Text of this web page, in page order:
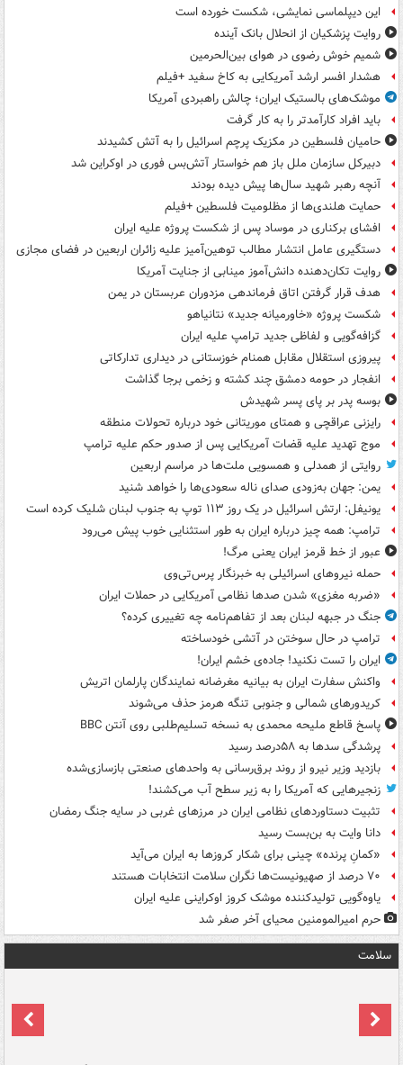
این دیپلماسی نمایشی، شکست خورده است
روایت پزشکیان از انحلال بانک آینده
شمیم خوش رضوی در هوای بین‌الحرمین
هشدار افسر ارشد آمریکایی به کاخ سفید +فیلم
موشک‌های بالستیک ایران؛ چالش راهبردی آمریکا
باید افراد کارآمدتر را به کار گرفت
حامیان فلسطین در مکزیک پرچم اسرائیل را به آتش کشیدند
دبیرکل سازمان ملل باز هم خواستار آتش‌بس فوری در اوکراین شد
آنچه رهبر شهید سال‌ها پیش دیده بودند
حمایت هلندی‌ها از مظلومیت فلسطین +فیلم
افشای برکناری در موساد پس از شکست پروژه علیه ایران
دستگیری عامل انتشار مطالب توهین‌آمیز علیه زائران اربعین در فضای مجازی
روایت تکان‌دهنده دانش‌آموز مینابی از جنایت آمریکا
هدف قرار گرفتن اتاق‌ فرماندهی مزدوران عربستان در یمن
شکست پروژه «خاورمیانه جدید» نتانیاهو
گزافه‌گویی و لفاظی جدید ترامپ علیه ایران
پیروزی استقلال مقابل همنام خوزستانی در دیداری تدارکاتی
انفجار در حومه دمشق چند کشته و زخمی برجا گذاشت
بوسه‌ پدر بر پای پسر شهیدش
رایزنی عراقچی و همتای موریتانی خود درباره تحولات منطقه
موج تهدید علیه قضات آمریکایی پس از صدور حکم علیه ترامپ
روایتی از همدلی و همسویی ملت‌ها در مراسم اربعین
یمن: جهان به‌زودی صدای ناله سعودی‌ها را خواهد شنید
یونیفل: ارتش اسرائیل در یک روز ۱۱۳ توپ به جنوب لبنان شلیک کرده است
ترامپ: همه چیز درباره ایران به طور استثنایی خوب پیش می‌رود
عبور از خط قرمز ایران یعنی مرگ!
حمله نیروهای اسرائیلی به خبرنگار پرس‌تی‌وی
«ضربه مغزی» شدن صدها نظامی آمریکایی در حملات ایران
جنگ در جبهه لبنان بعد از تفاهم‌نامه چه تغییری کرده؟
ترامپ در حال سوختن در آتشی خودساخته
ایران را تست نکنید! جاده‌ی خشم ایران!
واکنش سفارت ایران به بیانیه مغرضانه نمایندگان پارلمان اتریش
کریدورهای شمالی و جنوبی تنگه هرمز حذف می‌شوند
پاسخ قاطع ملیحه محمدی به نسخه تسلیم‌طلبی روی آنتن BBC
پرشدگی سدها به ۵۸درصد رسید
بازدید وزیر نیرو از روند برق‌رسانی به واحدهای صنعتی بازسازی‌شده
زنجیرهایی که آمریکا را به زیر سطح آب می‌کشند!
تثبیت دستاوردهای نظامی ایران در مرزهای غربی در سایه جنگ رمضان
دانا وایت به بن‌بست رسید
«کمانِ پرنده» چینی برای شکار کروزها به ایران می‌آید
۷۰ درصد از صهیونیست‌ها نگران سلامت انتخابات هستند
یاوه‌گویی تولیدکننده موشک کروز اوکراینی علیه ایران
حرم امیرالمومنین محیای آخر صفر شد
سلامت